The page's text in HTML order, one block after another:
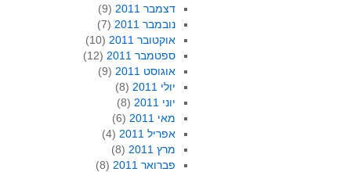
דצמבר 2011
(9)
נובמבר 2011
(7)
אוקטובר 2011
(10)
ספטמבר 2011
(12)
אוגוסט 2011
(9)
יולי 2011
(8)
יוני 2011
(8)
מאי 2011
(6)
אפריל 2011
(4)
מרץ 2011
(8)
פברואר 2011
(8)